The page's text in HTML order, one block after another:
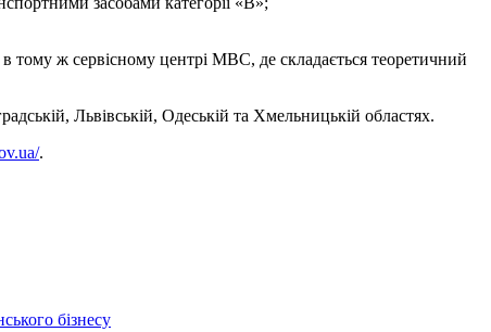
тому ж сервісному центрі МВС, де складається теоретичний
Львівській, Одеській та Хмельницькій областях.
.
бізнесу